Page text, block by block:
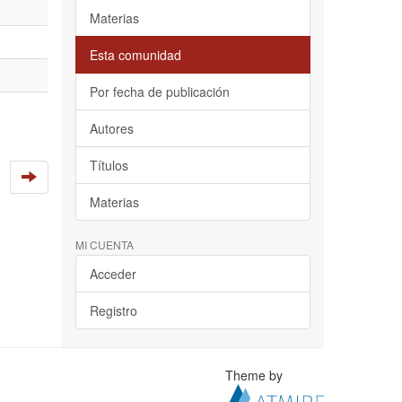
Materias
Esta comunidad
Por fecha de publicación
Autores
Títulos
Materias
MI CUENTA
Acceder
Registro
Theme by